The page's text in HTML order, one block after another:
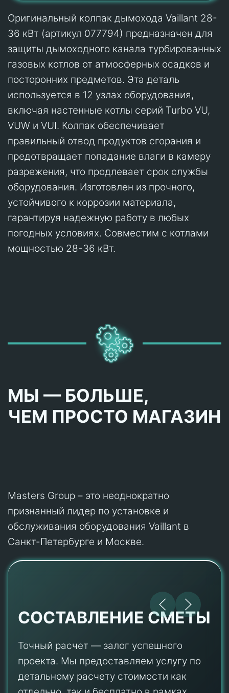
Оригинальный колпак дымохода Vaillant 28-
36 кВт (артикул 077794) предназначен для
защиты дымоходного канала турбированных
газовых котлов от атмосферных осадков и
посторонних предметов. Эта деталь
используется в 12 узлах оборудования,
включая настенные котлы серий Turbo VU,
VUW и VUI. Колпак обеспечивает
правильный отвод продуктов сгорания и
предотвращает попадание влаги в камеру
разрежения, что продлевает срок службы
оборудования. Изготовлен из прочного,
устойчивого к коррозии материала,
гарантируя надежную работу в любых
погодных условиях. Совместим с котлами
мощностью 28-36 кВт.
МЫ — БОЛЬШЕ,
ЧЕМ ПРОСТО МАГАЗИН
Masters Group – это неоднократно
признанный лидер по установке и
обслуживания оборудования Vaillant в
Санкт-Петербурге и Москве.
СОСТАВЛЕНИЕ СМЕТЫ
Точный расчет — залог успешного
проекта. Мы предоставляем услугу по
детальному расчету стоимости как